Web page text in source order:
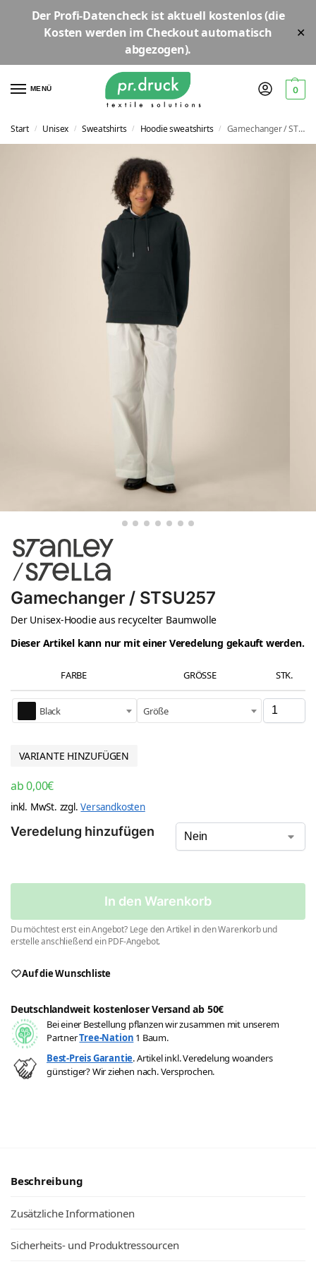
Der Profi-Datencheckist aktuell kostenlos(die
Kosten werden im Checkout automatisch
abgezogen).
✕
MENÜ 0
Start / Unisex / Sweatshirts / Hoodie sweatshirts / Gamechanger / STSU257
Gamechanger / STSU257
Der Unisex-Hoodie aus recycelter Baumwolle
Dieser Artikel kann nur mit einer Veredelung gekauft werden.
FARBE GRÖSSE STK.
Black Größe
VARIANTE HINZUFÜGEN
ab0,00€
inkl. MwSt. zzgl.Versandkosten
Veredelung hinzufügen
In den Warenkorb
Du möchtest erst ein Angebot? Lege den Artikel in den Warenkorb und
erstelle anschließend ein PDF-Angebot.
l
e
r
n
Auf die Wunschliste
Deutschlandweit kostenloser Versand ab 50€
Bei einer Bestellung pflanzen wir zusammen mit unserem
PartnerTree-Nation 1 Baum.
Best-Preis Garantie. Artikel inkl. Veredelung woanders
günstiger? Wir ziehen nach. Versprochen.
Beschreibung
Zusätzliche Informationen
Sicherheits- und Produktressourcen